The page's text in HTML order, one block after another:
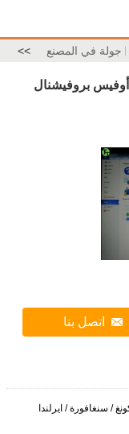
جولة في المصنع >>
بروفيشنال
اتصل بنا
/ سنغافورة / ايرلندا